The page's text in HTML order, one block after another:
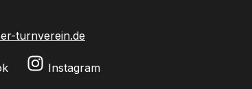
turnverein.de
Instagram